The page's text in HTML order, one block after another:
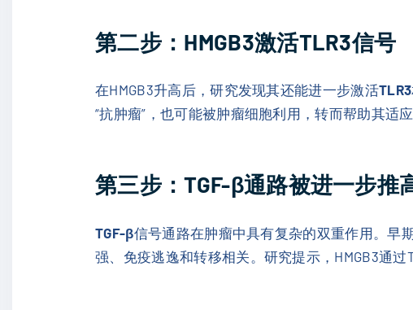
第二步：HMGB3激活TLR3信号
在HMGB3升高后，研究发现其还能进一步激活TLR3
“抗肿瘤”，也可能被肿瘤细胞利用，转而帮助其适
第三步：TGF-β通路被进一步推
TGF-β信号通路在肿瘤中具有复杂的双重作用。早
强、免疫逃逸和转移相关。研究提示，HMGB3通